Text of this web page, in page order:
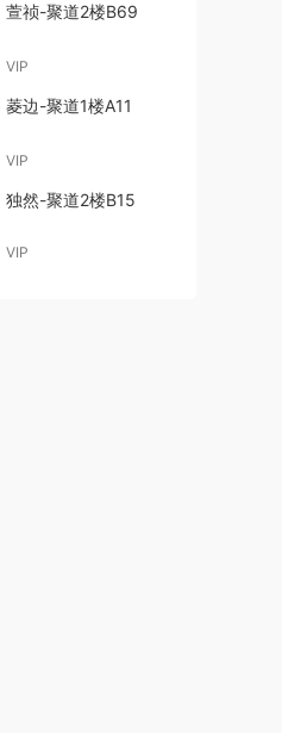
萱祯-聚道2楼B69
VIP
菱边-聚道1楼A11
VIP
独然-聚道2楼B15
VIP